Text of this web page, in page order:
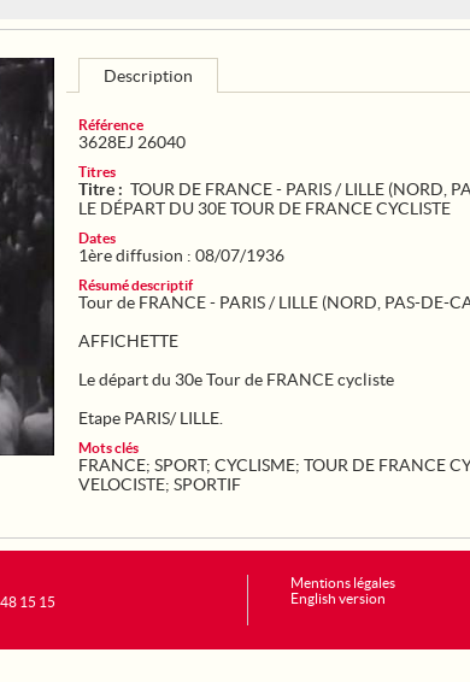
Description
Référence
3628EJ 26040
Titres
Titre : TOUR DE FRANCE - PARIS / LILLE (NORD,
LE DÉPART DU 30E TOUR DE FRANCE CYCLISTE
Dates
1ère diffusion : 08/07/1936
Résumé descriptif
Tour de FRANCE - PARIS / LILLE (NORD, PAS-DE-
AFFICHETTE
Le départ du 30e Tour de FRANCE cycliste
Etape PARIS/ LILLE.
Mots clés
FRANCE; SPORT; CYCLISME; TOUR DE FRANCE
VELOCISTE; SPORTIF
15 15
Mentions légales
English version